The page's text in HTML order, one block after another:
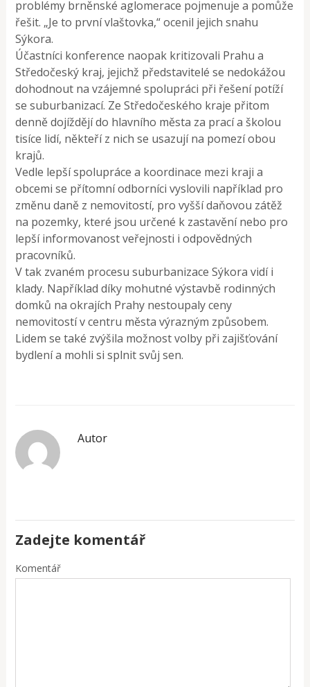
problémy brněnské aglomerace pojmenuje a pomůže
řešit. „Je to první vlaštovka,“ ocenil jejich snahu
Sýkora.
Účastníci konference naopak kritizovali Prahu a
Středočeský kraj, jejichž představitelé se nedokážou
dohodnout na vzájemné spolupráci při řešení potíží
se suburbanizací. Ze Středočeského kraje přitom
denně dojíždějí do hlavního města za prací a školou
tisíce lidí, někteří z nich se usazují na pomezí obou
krajů.
Vedle lepší spolupráce a koordinace mezi kraji a
obcemi se přítomní odborníci vyslovili například pro
změnu daně z nemovitostí, pro vyšší daňovou zátěž
na pozemky, které jsou určené k zastavění nebo pro
lepší informovanost veřejnosti i odpovědných
pracovníků.
V tak zvaném procesu suburbanizace Sýkora vidí i
klady. Například díky mohutné výstavbě rodinných
domků na okrajích Prahy nestoupaly ceny
nemovitostí v centru města výrazným způsobem.
Lidem se také zvýšila možnost volby při zajišťování
bydlení a mohli si splnit svůj sen.
Autor
Zadejte komentář
Komentář